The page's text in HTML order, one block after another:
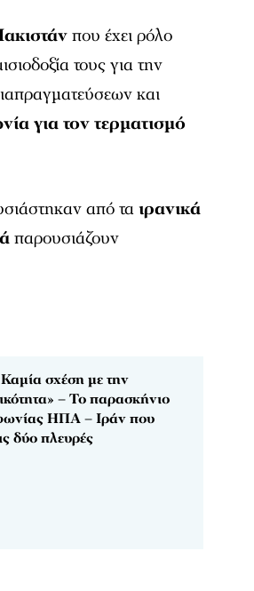
που έχει ρόλο
τους για την
και
για τον τερματισμό
από ταιρανικά
παρουσιάζουν
σχέση με την
– Το παρασκήνιο
ΗΠΑ – Ιράν που
δύο πλευρές